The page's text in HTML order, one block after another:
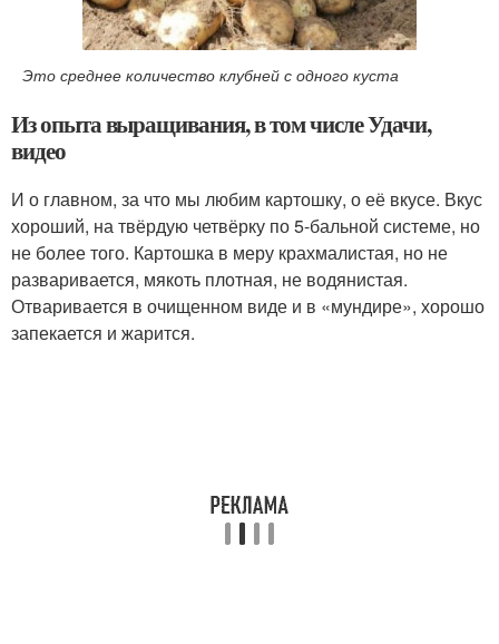
Это среднее количество клубней с одного куста
Из опыта выращивания, в том числе Удачи,
видео
И о главном, за что мы любим картошку, о её вкусе. Вкус
хороший, на твёрдую четвёрку по 5-бальной системе, но
не более того. Картошка в меру крахмалистая, но не
разваривается, мякоть плотная, не водянистая.
Отваривается в очищенном виде и в «мундире», хорошо
запекается и жарится.